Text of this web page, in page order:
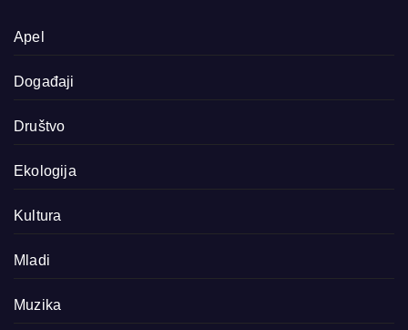
Apel
Događaji
Društvo
Ekologija
Kultura
Mladi
Muzika